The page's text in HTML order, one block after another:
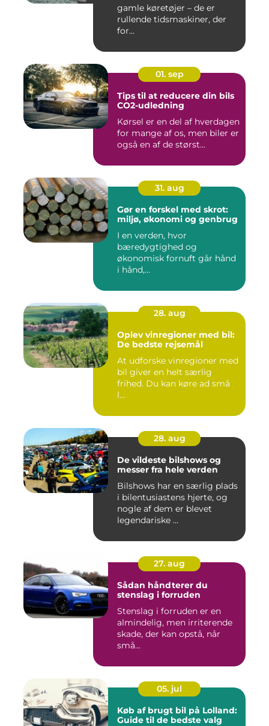
gamle køretøjer – de er
rullende tidsmaskiner, der
for...
01. sep
Tips til at reducere din bils
CO2-udledning
Kørsel er en del af hverdagen
for mange af os, men biler er
også en af de størst...
31. aug
Gør en forskel med skrot:
miljø, økonomi og genbrug
I en verden, hvor
bæredygtighed og
økonomisk fornuft går hånd
i hånd,...
28. aug
Oplev vinregioner med bil:
De bedste rejsemål
At udforske vinregioner med
bil giver en helt særlig
frihed. Du kan køre ad små
l...
28. aug
De vildeste bilshows og
messer fra hele verden
Bilshows har en særlig plads
i bilentusiastens hjerte, og
nogle af dem er blevet
legendariske ...
27. aug
Sådan håndterer du
stenslag i forruden
Stenslag i forruden er en
almindelig, men irriterende
skade, der kan opstå, når
små...
05. jul
Køb af brugt bil på Lolland:
Guide til de bedste valg